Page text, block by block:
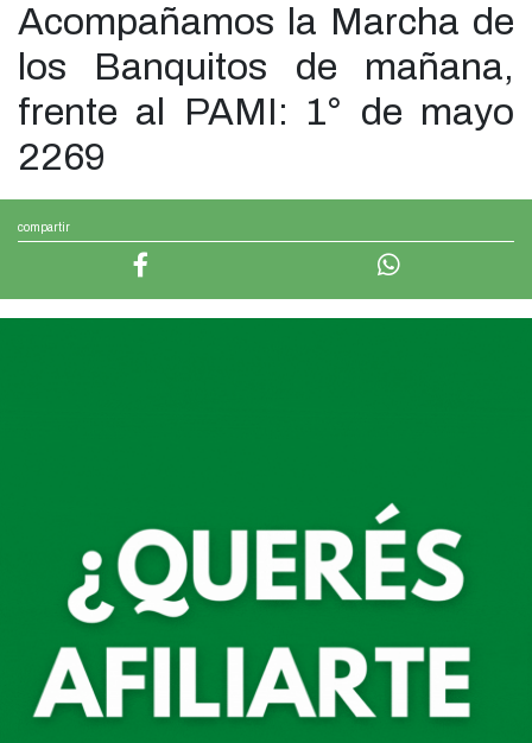
compartir
Acompañamos la Marcha de
los Banquitos de mañana,
frente al PAMI: 1° de mayo
2269